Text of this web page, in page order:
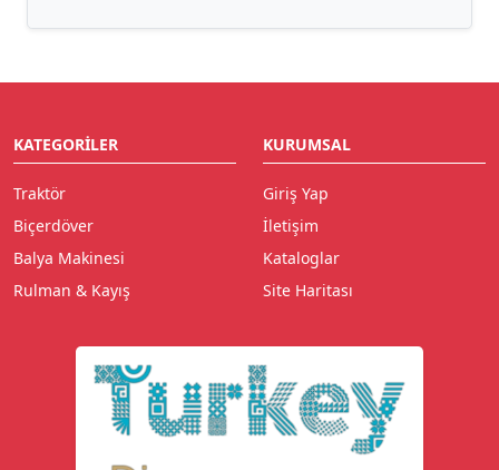
KATEGORILER
Traktör
Biçerdöver
Balya Makinesi
Rulman & Kayış
KURUMSAL
Giriş Yap
İletişim
Kataloglar
Site Haritası